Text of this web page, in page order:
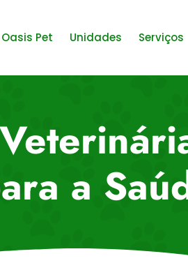
Pet Unidades Serviços
a